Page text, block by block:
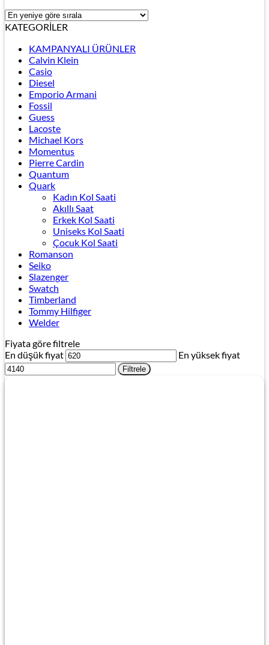
KATEGORİLER
KAMPANYALI ÜRÜNLER
Calvin Klein
Casio
Diesel
Emporio Armani
Fossil
Guess
Lacoste
Michael Kors
Momentus
Pierre Cardin
Quantum
Quark
Kadın Kol Saati
Akıllı Saat
Erkek Kol Saati
Uniseks Kol Saati
Çocuk Kol Saati
Romanson
Seiko
Slazenger
Swatch
Timberland
Tommy Hilfiger
Welder
Fiyata göre filtrele
En düşük fiyat
En yüksek fiyat
Filtrele